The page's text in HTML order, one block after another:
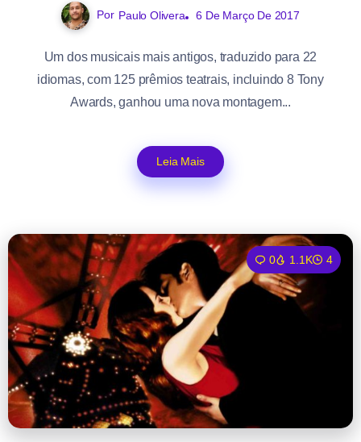
Por Paulo Olivera 6 De Março De 2017
Um dos musicais mais antigos, traduzido para 22
idiomas, com 125 prêmios teatrais, incluindo 8 Tony
Awards, ganhou uma nova montagem...
Leia Mais
0 1.1K 4